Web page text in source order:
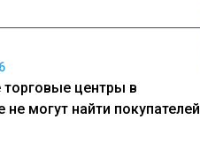
торговые центры в
не могут найти покупателей